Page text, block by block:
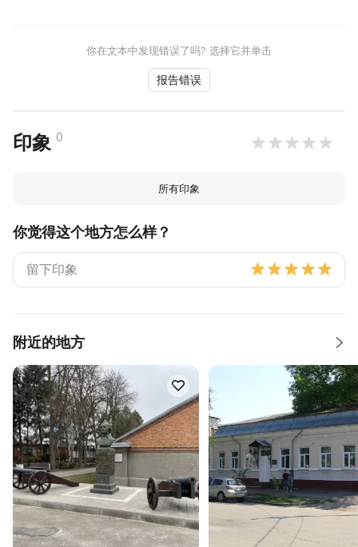
你在文本中发现错误了吗? 选择它并单击
报告错误
印象 0
所有印象
你觉得这个地方怎么样？
附近的地方